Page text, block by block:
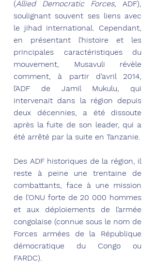
(Allied Democratic Forces, ADF),
soulignant souvent ses liens avec
le jihad international. Cependant,
en présentant l’histoire et les
principales caractéristiques du
mouvement, Musavuli révèle
comment, à partir d’avril 2014,
l’ADF de Jamil Mukulu, qui
intervenait dans la région depuis
deux décennies, a été dissoute
après la fuite de son leader, qui a
été arrêté par la suite en Tanzanie.
Des ADF historiques de la région, il
reste à peine une trentaine de
combattants, face à une mission
de l’ONU forte de 20 000 hommes
et aux déploiements de l’armée
congolaise (connue sous le nom de
Forces armées de la République
démocratique du Congo ou
FARDC).